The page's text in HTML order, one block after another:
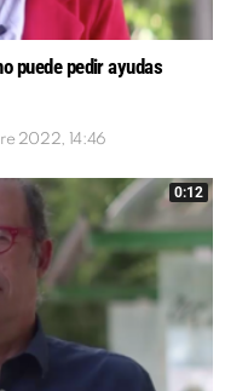
puede pedir ayudas
2022, 14:46
0:12